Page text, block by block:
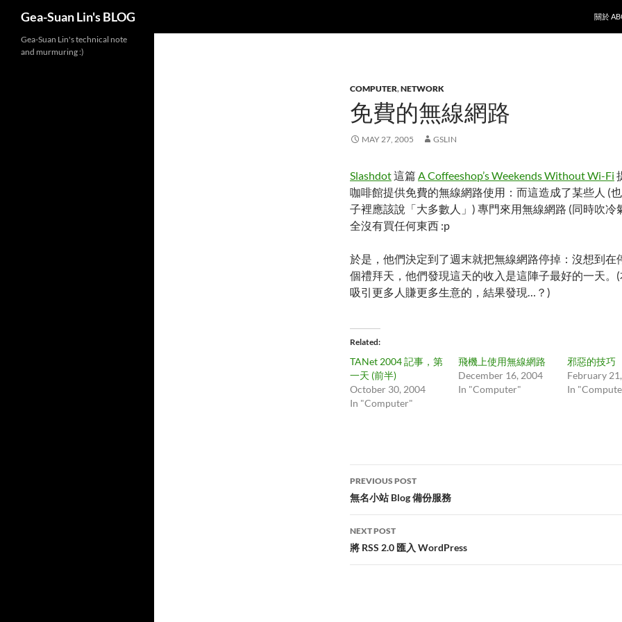
Gea-Suan Lin's BLOG
關於
COMPUTER,NETWORK
免費的無線網路
MAY 27, 2005 GSLIN
Slashdot這篇 A Coffeeshop’s Weekends Without Wi-Fi
咖啡館提供免費的無線網路使用：而這造成了某些人 (
子裡應該說「大多數人」) 專門來用無線網路 (同時吹冷
全沒有買任何東西 :p
於是，他們決定到了週末就把無線網路停掉：沒想到在
個禮拜天，他們發現這天的收入是這陣子最好的一天。
吸引更多人賺更多生意的，結果發現…？)
Related
TANet 2004 記事，第
一天 (前半)
October 30, 2004
In "Computer"
飛機上使用無線網路
December 16, 2004
In "Computer"
邪惡的技巧
February
In
Post
navigation
PREVIOUS POST
無名小站 Blog 備份服務
NEXT POST
將 RSS 2.0 匯入 WordPress
Gea-Suan Lin's technical note
and murmuring :)